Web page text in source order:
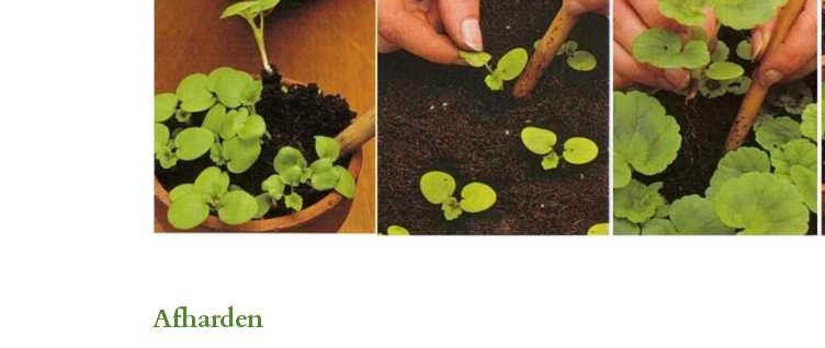
Afharden